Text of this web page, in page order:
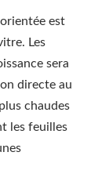
est
Les
sera
directe au
chaudes
les feuilles